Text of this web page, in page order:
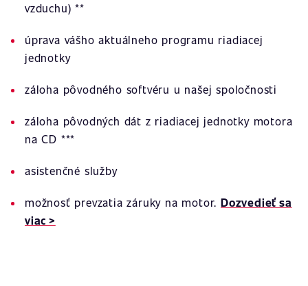
vzduchu) **
úprava vášho aktuálneho programu riadiacej
jednotky
záloha pôvodného softvéru u našej spoločnosti
záloha pôvodných dát z riadiacej jednotky motora
na CD ***
asistenčné služby
možnosť prevzatia záruky na motor. Dozvedieť sa
viac >